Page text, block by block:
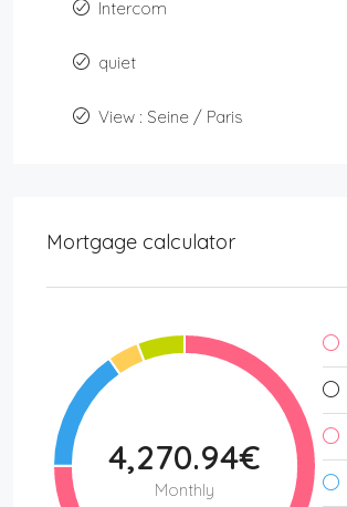
Intercom
quiet
View : Seine / Paris
Mortgage calculator
4,270.94€
Monthly